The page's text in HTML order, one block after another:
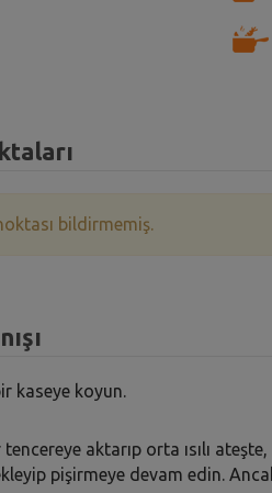
bildirmemiş.
kaseye koyun.
aktarıp orta ısılı
pişirmeye devam edin.